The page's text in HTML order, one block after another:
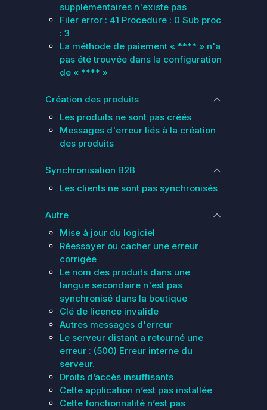
supplémentaires n'existe pas
Filer error : 41 Procedure : 0 Sub proc
: 3
La méthode de paiement « **** » n'a
pas été trouvée dans la configuration
de « **** »
Création des produits
Les produits ne sont pas créés
Messages d'erreur liés à la création
des produits
Synchronisation B2B
Les clients ne sont pas synchronisés
Autre
Mise à jour du logiciel
Réessayer ou cacher une erreur
corrigée
Le nom des produits dans une
langue secondaire n'est pas
synchronisé dans la boutique
Clé de licence invalide
Autres messages d'erreur
Le serveur distant a retourné une
erreur : (500) Erreur interne du
serveur.
Droits d’accès insuffisants
Cette application n’est pas installée
Cette fonctionnalité n’est pas